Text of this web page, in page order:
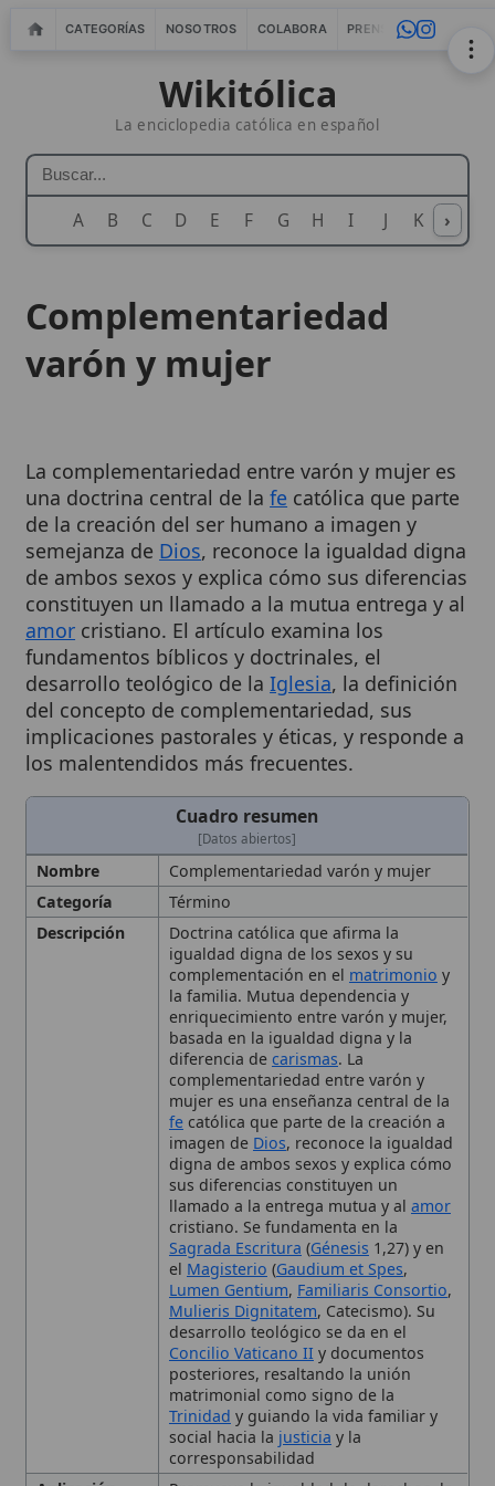
CATEGORÍAS NOSOTROS COLABORA PRENSA WEBMASTERS
Wikitólica
La enciclopedia católica en español
A B C D E F G H I J K L M
›
varón y mujer
de la creación del ser humano a imagen y
semejanza de Dios, reconoce la igualdad digna
de ambos sexos y explica cómo sus diferencias
constituyen un llamado a la mutua entrega y al
amorcristiano. El artículo examina los
fundamentos bíblicos y doctrinales, el
desarrollo teológico de laIglesia, la definición
del concepto de complementariedad, sus
implicaciones pastorales y éticas, y responde a
los malentendidos más frecuentes.
Cuadro resumen
[Datos abiertos]
Término
Doctrina católica que afirma la
igualdad digna de los sexos y su
complementación en elmatrimonioy
la familia. Mutua dependencia y
enriquecimiento entre varón y mujer,
basada en la igualdad digna y la
diferencia decarismas . La
complementariedad entre varón y
mujer es una enseñanza central de la
católica que parte de la creación a
imagen deDios, reconoce la igualdad
digna de ambos sexos y explica cómo
sus diferencias constituyen un
llamado a la entrega mutua y alamor
cristiano. Se fundamenta en la
Sagrada Escritura( Génesis1,27) y en
Magisterio( Gaudium et Spes ,
Lumen Gentium,Familiaris Consortio
Mulieris Dignitatem, Catecismo). Su
desarrollo teológico se da en el
Concilio Vaticano IIy documentos
posteriores, resaltando la unión
matrimonial como signo de la
Trinidady guiando la vida familiar y
social hacia lajusticiay la
corresponsabilidad
Promueve la igualdad de derechos, la
ayuda recíproca y la
corresponsabilidad de hombres y
mujeres en la familia, la sociedad y la
Iglesia, rechazando cualquier forma
de subordinación basada en el
género.